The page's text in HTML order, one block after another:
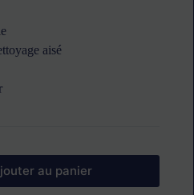
aisé
au panier